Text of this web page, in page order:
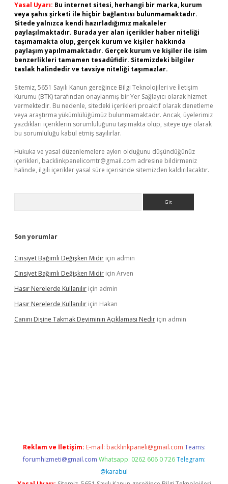
Yasal Uyarı: Bu internet sitesi, herhangi bir marka, kurum
veya şahıs şirketi ile hiçbir bağlantısı bulunmamaktadır.
Sitede yalnızca kendi hazırladığımız makaleler
paylaşılmaktadır. Burada yer alan içerikler haber niteliği
taşımamakta olup, gerçek kurum ve kişiler hakkında
paylaşım yapılmamaktadır. Gerçek kurum ve kişiler ile isim
benzerlikleri tamamen tesadüfidir. Sitemizdeki bilgiler
taslak halindedir ve tavsiye niteliği taşımazlar.
Sitemiz, 5651 Sayılı Kanun gereğince Bilgi Teknolojileri ve İletişim
Kurumu (BTK) tarafından onaylanmış bir Yer Sağlayıcı olarak hizmet
vermektedir. Bu nedenle, sitedeki içerikleri proaktif olarak denetleme
veya araştırma yükümlülüğümüz bulunmamaktadır. Ancak, üyelerimiz
yazdıkları içeriklerin sorumluluğunu taşımakta olup, siteye üye olarak
bu sorumluluğu kabul etmiş sayılırlar.
Hukuka ve yasal düzenlemelere aykırı olduğunu düşündüğünüz
içerikleri, backlinkpanelicomtr@gmail.com adresine bildirmeniz
halinde, ilgili içerikler yasal süre içerisinde sitemizden kaldırılacaktır.
Son yorumlar
Cinsiyet Bağımlı Değişken Midir için admin
Cinsiyet Bağımlı Değişken Midir için Arven
Hasır Nerelerde Kullanılır için admin
Hasır Nerelerde Kullanılır için Hakan
Canını Dişine Takmak Deyiminin Açıklaması Nedir için admin
Reklam ve İletişim: E-mail: backlinkpaneli@gmail.com Teams:
forumhizmeti@gmail.com Whatsapp: 0262 606 0 726 Telegram:
@karabul